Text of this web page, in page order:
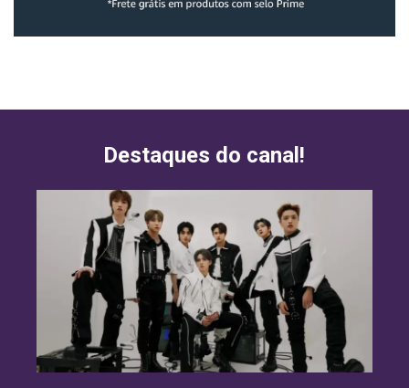
Destaques do canal!